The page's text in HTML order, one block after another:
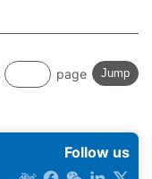
page Jump
Follow us